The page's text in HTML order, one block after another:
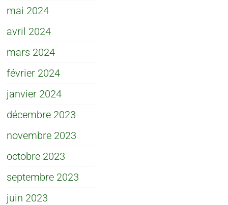
mai 2024
avril 2024
mars 2024
février 2024
janvier 2024
décembre 2023
novembre 2023
octobre 2023
septembre 2023
juin 2023